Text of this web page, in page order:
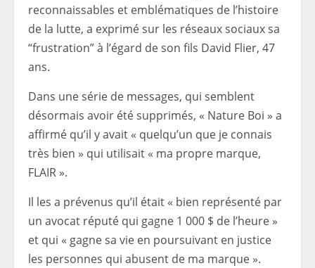
reconnaissables et emblématiques de l’histoire
de la lutte, a exprimé sur les réseaux sociaux sa
“frustration” à l’égard de son fils David Flier, 47
ans.
Dans une série de messages, qui semblent
désormais avoir été supprimés, « Nature Boi » a
affirmé qu’il y avait « quelqu’un que je connais
très bien » qui utilisait « ma propre marque,
FLAIR ».
Il les a prévenus qu’il était « bien représenté par
un avocat réputé qui gagne 1 000 $ de l’heure »
et qui « gagne sa vie en poursuivant en justice
les personnes qui abusent de ma marque ».